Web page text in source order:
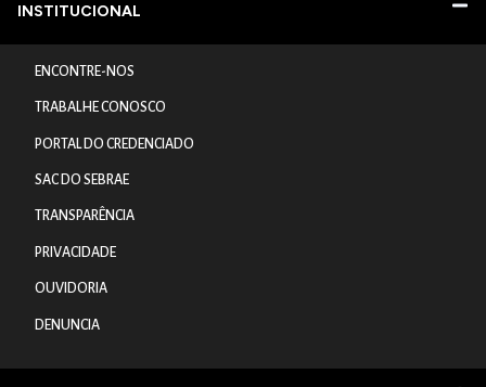
INSTITUCIONAL
ENCONTRE-NOS
TRABALHE CONOSCO
PORTAL DO CREDENCIADO
SAC DO SEBRAE
TRANSPARÊNCIA
PRIVACIDADE
OUVIDORIA
DENUNCIA